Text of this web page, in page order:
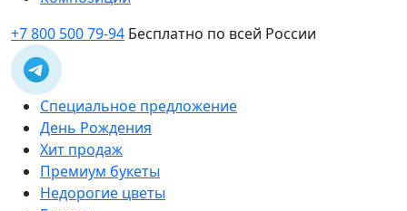
+7 800 500 79-94 Бесплатно по всей России
Специальное предложение
День Рождения
Хит продаж
Премиум букеты
Недорогие цветы